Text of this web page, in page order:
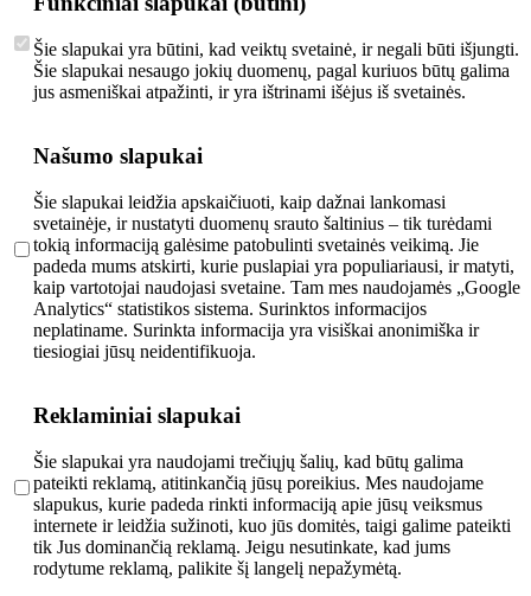
Šie slapukai yra būtini, kad veiktų svetainė, ir negali būti išjungti.
Šie slapukai nesaugo jokių duomenų, pagal kuriuos būtų galima
jus asmeniškai atpažinti, ir yra ištrinami išėjus iš svetainės.
Našumo slapukai
Šie slapukai leidžia apskaičiuoti, kaip dažnai lankomasi
svetainėje, ir nustatyti duomenų srauto šaltinius – tik turėdami
tokią informaciją galėsime patobulinti svetainės veikimą. Jie
padeda mums atskirti, kurie puslapiai yra populiariausi, ir matyti,
kaip vartotojai naudojasi svetaine. Tam mes naudojamės „Google
Analytics“ statistikos sistema. Surinktos informacijos
neplatiname. Surinkta informacija yra visiškai anonimiška ir
tiesiogiai jūsų neidentifikuoja.
Reklaminiai slapukai
Šie slapukai yra naudojami trečiųjų šalių, kad būtų galima
pateikti reklamą, atitinkančią jūsų poreikius. Mes naudojame
slapukus, kurie padeda rinkti informaciją apie jūsų veiksmus
internete ir leidžia sužinoti, kuo jūs domitės, taigi galime pateikti
tik Jus dominančią reklamą. Jeigu nesutinkate, kad jums
rodytume reklamą, palikite šį langelį nepažymėtą.